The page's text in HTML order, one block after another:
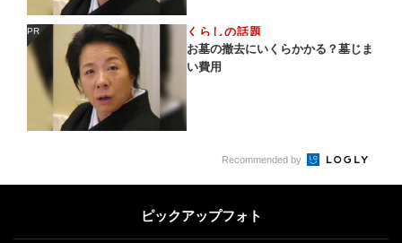
PR くらしの話題
お墓の撤去にいくらかかる？墓じま
い費用
Recommended by
ピックアップフォト